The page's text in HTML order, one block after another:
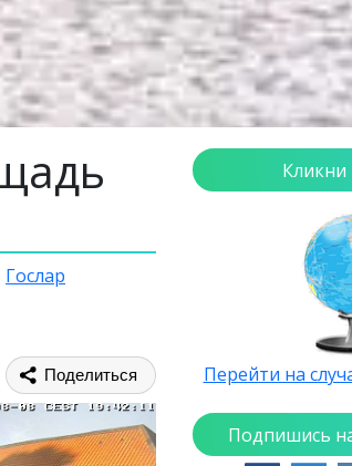
Гослар
Поделиться
Кликни
Перейти на
Подпишись